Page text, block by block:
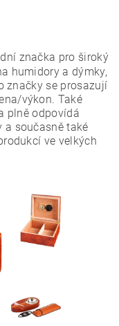
ochrany
značka pro široký
humidory a dýmky,
značky se prosazují
výkon. Také
plně odpovídá
a současně také
ve velkých